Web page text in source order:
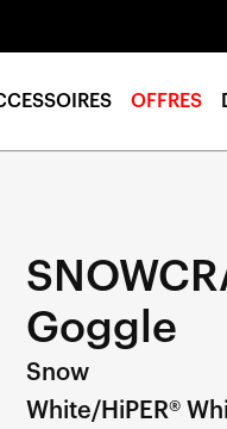
OFFRES
Goggle
Snow
White/HiPER®